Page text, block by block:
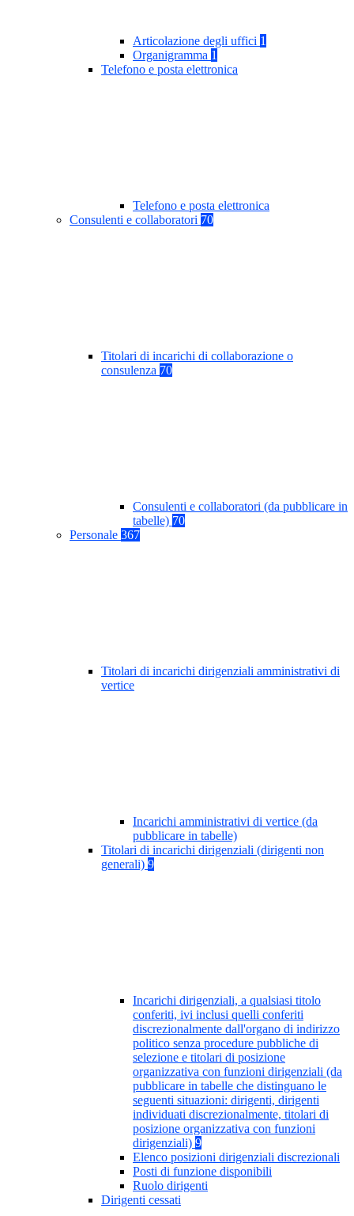
Articolazione degli uffici 1
Organigramma 1
Telefono e posta elettronica
Telefono e posta elettronica
Consulenti e collaboratori 70
Titolari di incarichi di collaborazione o
consulenza 70
Consulenti e collaboratori (da pubblicare in
tabelle) 70
Personale 367
Titolari di incarichi dirigenziali amministrativi di
vertice
Incarichi amministrativi di vertice (da
pubblicare in tabelle)
Titolari di incarichi dirigenziali (dirigenti non
generali) 9
Incarichi dirigenziali, a qualsiasi titolo
conferiti, ivi inclusi quelli conferiti
discrezionalmente dall'organo di indirizzo
politico senza procedure pubbliche di
selezione e titolari di posizione
organizzativa con funzioni dirigenziali (da
pubblicare in tabelle che distinguano le
seguenti situazioni: dirigenti, dirigenti
individuati discrezionalmente, titolari di
posizione organizzativa con funzioni
dirigenziali) 9
Elenco posizioni dirigenziali discrezionali
Posti di funzione disponibili
Ruolo dirigenti
Dirigenti cessati